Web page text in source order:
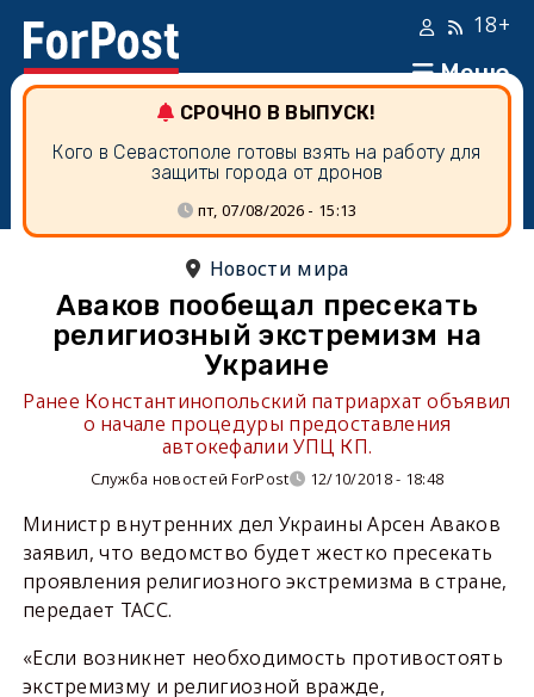
Меню
18+
СРОЧНО В ВЫПУСК!
Кого в Севастополе готовы взять на работу для
защиты города от дронов
пт, 07/08/2026 - 15:13
Новости мира
Аваков пообещал пресекать
религиозный экстремизм на
Украине
Ранее Константинопольский патриархат объявил
о начале процедуры предоставления
автокефалии УПЦ КП.
Служба новостей ForPost 12/10/2018 - 18:48
Министр внутренних дел Украины Арсен Аваков
заявил, что ведомство будет жестко пресекать
проявления религиозного экстремизма в стране,
передает ТАСС.
«Если возникнет необходимость противостоять
экстремизму и религиозной вражде,